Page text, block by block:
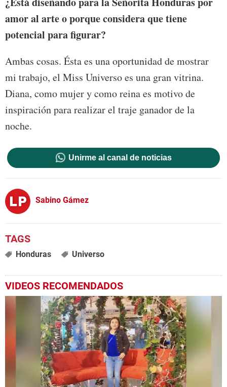
amor al arte o porque considera que tiene
potencial para figurar?
Ambas cosas. Ésta es una oportunidad de mostrar
mi trabajo, el Miss Universo es una gran vitrina.
Diana, como mujer y como reina es motivo de
inspiración para realizar el traje ganador de la
noche.
Unirme al canal de noticias
Sabino Gámez
Honduras Universo
VIDEOS RECOMENDADOS